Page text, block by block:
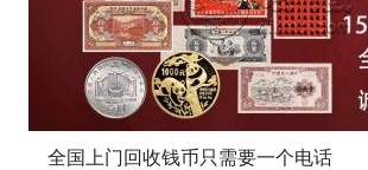
全国上门回收钱币只需要一个电话